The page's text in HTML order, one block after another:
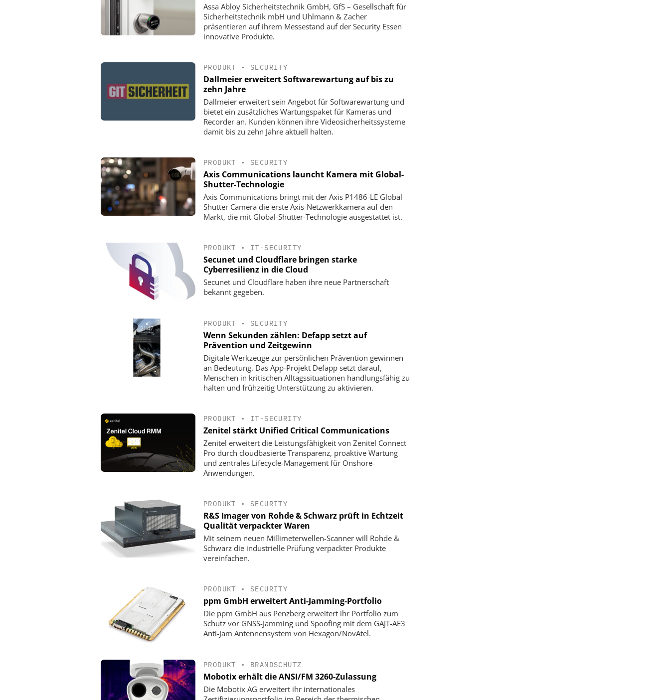
Assa Abloy Sicherheitstechnik GmbH, GfS – Gesellschaft für
Sicherheitstechnik mbH und Uhlmann & Zacher
präsentieren auf ihrem Messestand auf der Security Essen
innovative Produkte.
PRODUKT • SECURITY
Dallmeier erweitert Softwarewartung auf bis zu
zehn Jahre
Dallmeier erweitert sein Angebot für Softwarewartung und
bietet ein zusätzliches Wartungspaket für Kameras und
Recorder an. Kunden können ihre Videosicherheitssysteme
damit bis zu zehn Jahre aktuell halten.
PRODUKT • SECURITY
Axis Communications launcht Kamera mit Global-
Shutter-Technologie
Axis Communications bringt mit der Axis P1486-LE Global
Shutter Camera die erste Axis-Netzwerkkamera auf den
Markt, die mit Global-Shutter-Technologie ausgestattet ist.
PRODUKT • IT-SECURITY
Secunet und Cloudflare bringen starke
Cyberresilienz in die Cloud
Secunet und Cloudflare haben ihre neue Partnerschaft
bekannt gegeben.
PRODUKT • SECURITY
Wenn Sekunden zählen: Defapp setzt auf
Prävention und Zeitgewinn
Digitale Werkzeuge zur persönlichen Prävention gewinnen
an Bedeutung. Das App-Projekt Defapp setzt darauf,
Menschen in kritischen Alltagssituationen handlungsfähig zu
halten und frühzeitig Unterstützung zu aktivieren.
PRODUKT • IT-SECURITY
Zenitel stärkt Unified Critical Communications
Zenitel erweitert die Leistungsfähigkeit von Zenitel Connect
Pro durch cloudbasierte Transparenz, proaktive Wartung
und zentrales Lifecycle-Management für Onshore-
Anwendungen.
PRODUKT • SECURITY
R&S Imager von Rohde & Schwarz prüft in Echtzeit
Qualität verpackter Waren
Mit seinem neuen Millimeterwellen-Scanner will Rohde &
Schwarz die industrielle Prüfung verpackter Produkte
vereinfachen.
PRODUKT • SECURITY
ppm GmbH erweitert Anti-Jamming-Portfolio
Die ppm GmbH aus Penzberg erweitert ihr Portfolio zum
Schutz vor GNSS-Jamming und Spoofing mit dem GAJT-AE3
Anti-Jam Antennensystem von Hexagon/NovAtel.
PRODUKT • BRANDSCHUTZ
Mobotix erhält die ANSI/FM 3260-Zulassung
Die Mobotix AG erweitert ihr internationales